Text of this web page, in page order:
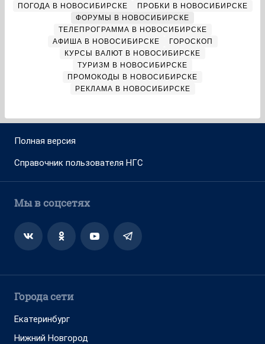
ПОГОДА В НОВОСИБИРСКЕ
ПРОБКИ В НОВОСИБИРСКЕ
ФОРУМЫ В НОВОСИБИРСКЕ
ТЕЛЕПРОГРАММА В НОВОСИБИРСКЕ
АФИША В НОВОСИБИРСКЕ
ГОРОСКОП
КУРСЫ ВАЛЮТ В НОВОСИБИРСКЕ
ТУРИЗМ В НОВОСИБИРСКЕ
ПРОМОКОДЫ В НОВОСИБИРСКЕ
РЕКЛАМА В НОВОСИБИРСКЕ
Полная версия
Справочник пользователя НГС
Мы в соцсетях
Города сети
Екатеринбург
Нижний Новгород